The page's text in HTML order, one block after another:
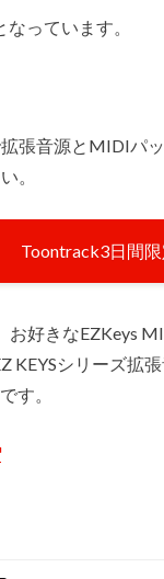
っています。
張音源とMIDIパ
。
Toontrack3日間
お好きなEZKeys
KEYSシリーズ拡
す。